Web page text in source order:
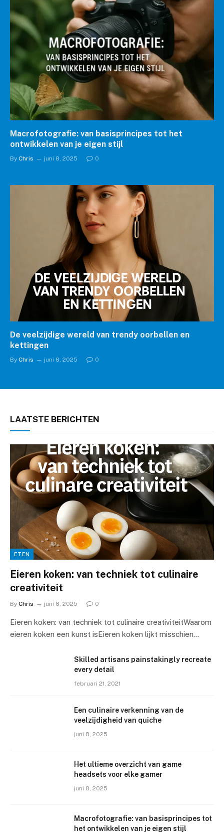
Macrofotografie: van basisprincipes tot het
ontwikkelen van je eigen stijl
By Chris juni 8, 2025 0
De veelzijdige wereld van trendy oorbellen en
kettingen
By Chris juni 8, 2025 0
LAATSTE BERICHTEN
ETEN
Eieren koken: van techniek tot culinaire
creativiteit
By Chris juni 8, 2025 0
Eieren koken: van techniek tot culinaire creativiteitWaarom
eieren koken een kunst isEieren koken lijkt misschien…
Skilled artisans painstakingly recreate
every detail
februari 21, 2021
Een culinaire verkenning van de
veelzijdigheid van quiche
juni 8, 2025
Het ultieme overzicht van game
headsets voor elke gamer
juni 8, 2025
Macrofotografie: van basisprincipes tot
het ontwikkelen van je eigen stijl